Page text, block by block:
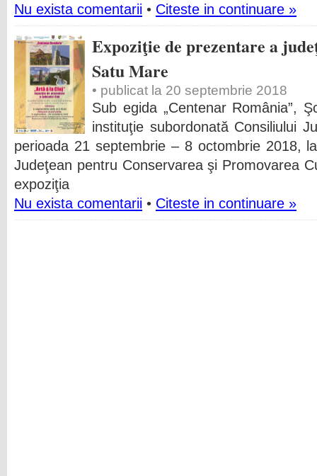
Nu exista comentarii • Citeste in continuare »
Expoziţie de prezentare a
Satu Mare
• publicat la 20 septembrie 2018
Sub egida „Centenar România”,
instituţie subordonată Consiliului
perioada 21 septembrie – 8 octombrie 2018,
Judeţean pentru Conservarea şi Promovarea
expoziţia
Nu exista comentarii • Citeste in continuare »